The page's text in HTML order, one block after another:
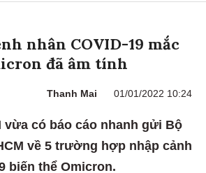
nhân COVID-19 mắc
đã âm tính
Thanh Mai 01/01/2022 10:24
vừa có báo cáo nhanh gửi Bộ
về 5 trường hợp nhập cảnh
biến thể Omicron.